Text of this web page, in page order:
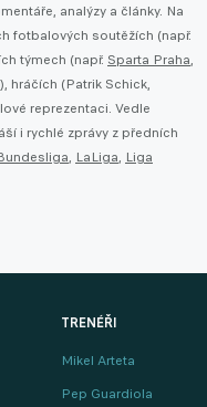
analýzy a články. Na
fotbalových soutěžích (např.
týmech (např. Sparta Praha,
), hráčích (Patrik Schick,
reprezentaci. Vedle
i rychlé zprávy z předních
, LaLiga, Liga
TRENÉŘI
Mikel Arteta
Pep Guardiola